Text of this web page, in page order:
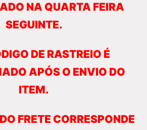
NA QUARTA FEIRA
SEGUINTE.
DE RASTREIO É
APÓS O ENVIO DO
ITEM.
FRETE CORRESPONDE